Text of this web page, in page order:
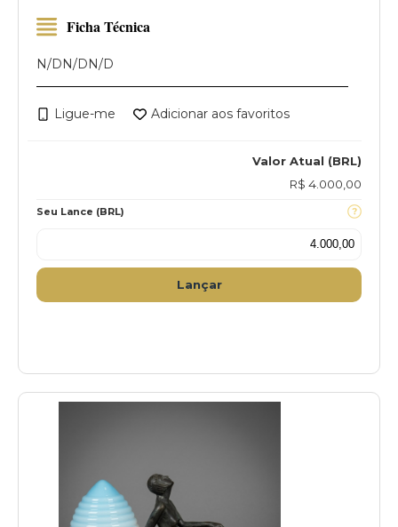
Valor Atual (BRL)
R$ 4.000,00
Seu Lance (BRL)
Lançar
Ficha Técnica
N/DN/DN/D
Ligue-me Adicionar aos favoritos